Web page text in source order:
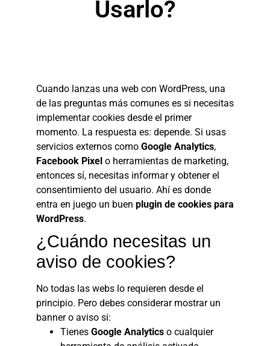
Usarlo?
Cuando lanzas una web con WordPress, una
de las preguntas más comunes es si necesitas
implementar cookies desde el primer
momento. La respuesta es: depende. Si usas
servicios externos como Google Analytics,
Facebook Pixel o herramientas de marketing,
entonces sí, necesitas informar y obtener el
consentimiento del usuario. Ahí es donde
entra en juego un buen plugin de cookies para
WordPress.
¿Cuándo necesitas un
aviso de cookies?
No todas las webs lo requieren desde el
principio. Pero debes considerar mostrar un
banner o aviso si:
Tienes Google Analytics o cualquier